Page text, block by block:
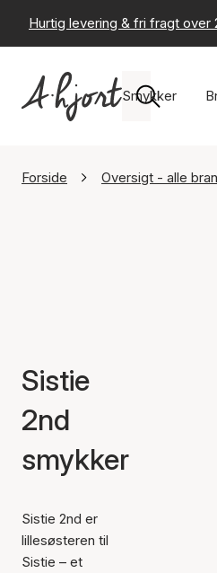
Hurtig levering & fri fragt over
Smykker
Forside Oversigt - alle
Sistie
2nd
smykker
Sistie 2nd er
lillesøsteren til
Sistie – et